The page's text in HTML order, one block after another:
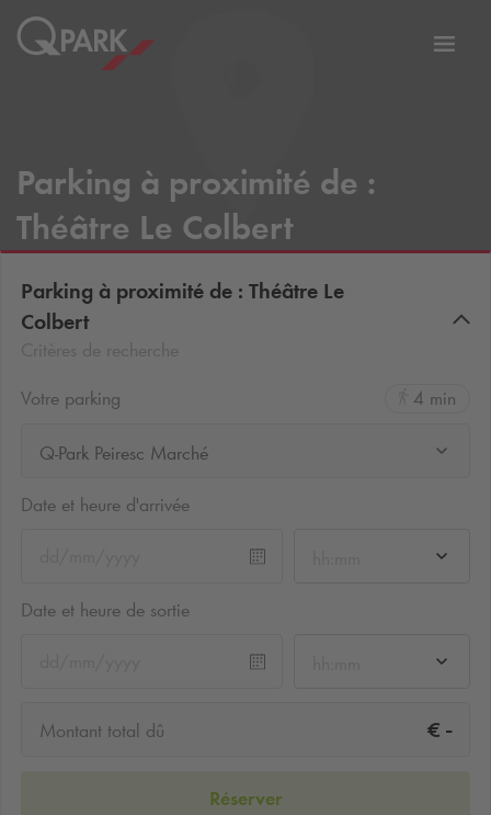
Parking à proximité de :
Théâtre Le Colbert
Parking à proximité de : Théâtre Le
Colbert
Votre parking
4 min
Q-Park Peiresc Marché
Date et heure d'arrivée
Date et heure de sortie
Montant total dû € -
Réserver